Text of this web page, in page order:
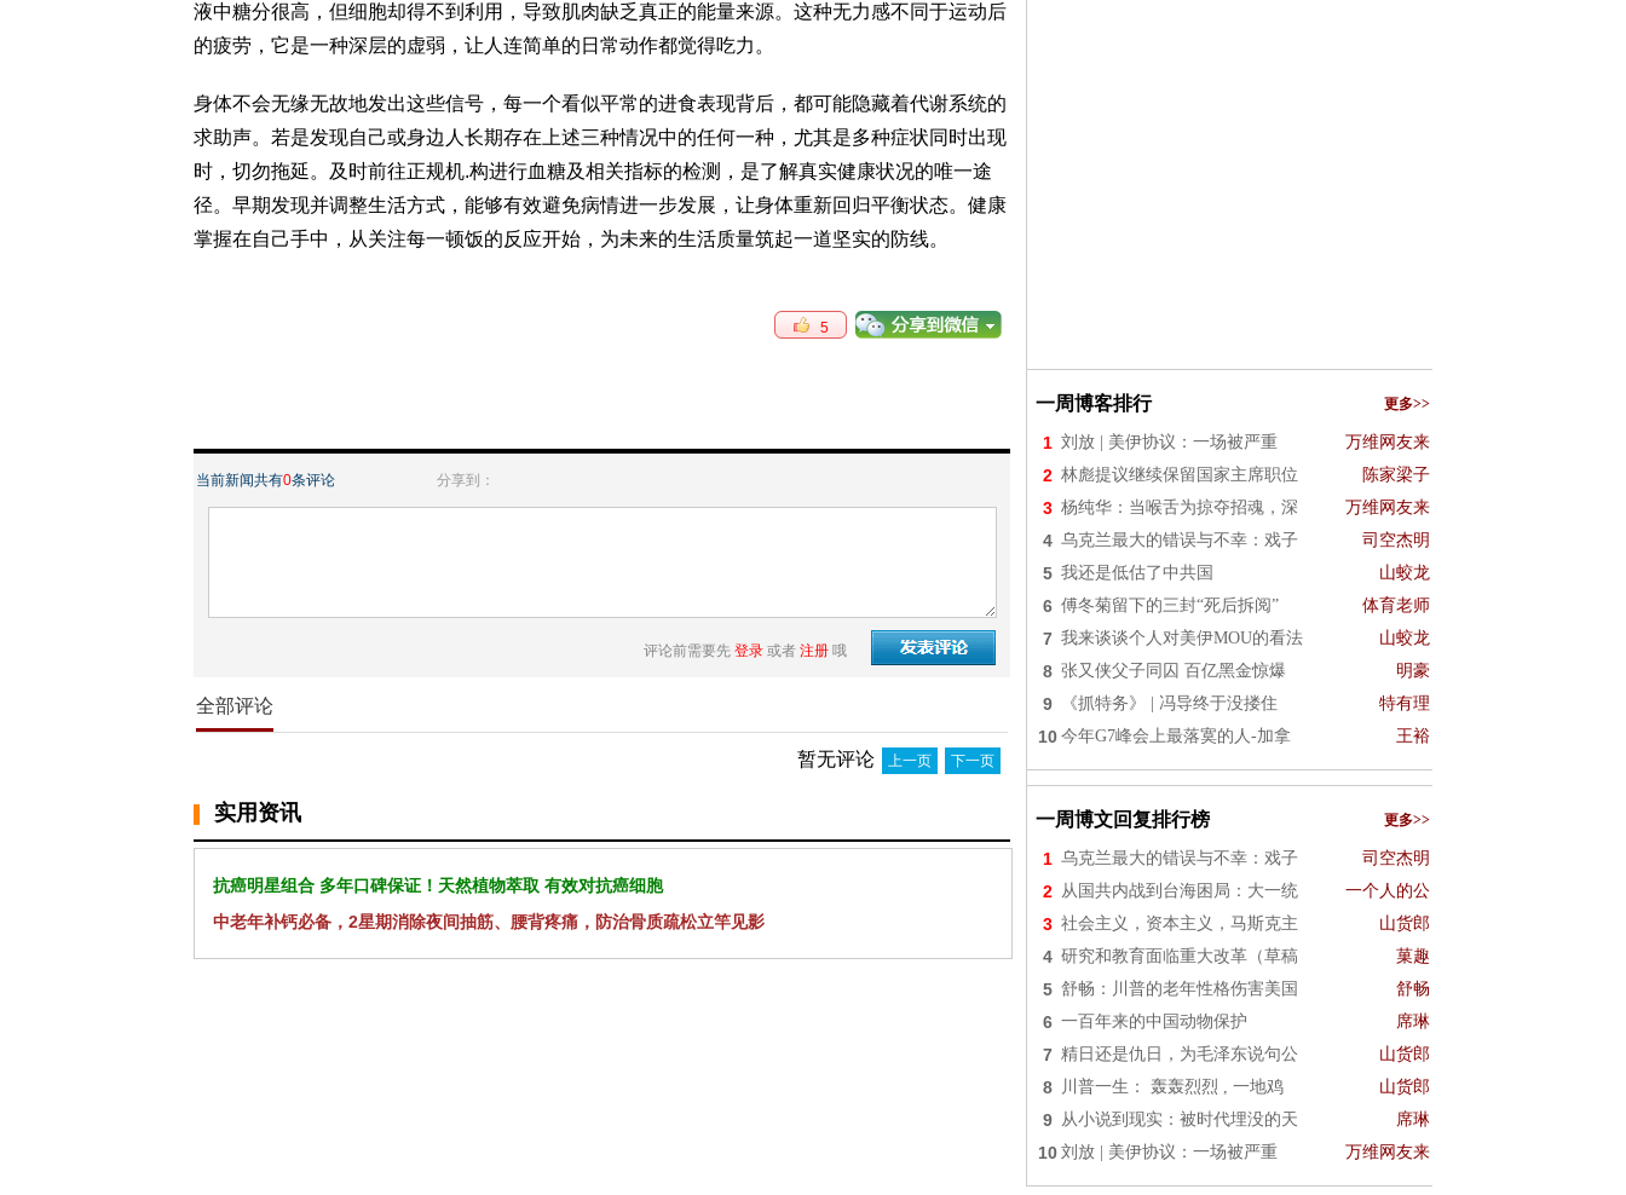
液中糖分很高，但细胞却得不到利用，导致肌肉缺乏真正的能量来源。这种无力感不同于运动后
的疲劳，它是一种深层的虚弱，让人连简单的日常动作都觉得吃力。
身体不会无缘无故地发出这些信号，每一个看似平常的进食表现背后，都可能隐藏着代谢系统的
求助声。若是发现自己或身边人长期存在上述三种情况中的任何一种，尤其是多种症状同时出现
时，切勿拖延。及时前往正规机.构进行血糖及相关指标的检测，是了解真实健康状况的唯一途
径。早期发现并调整生活方式，能够有效避免病情进一步发展，让身体重新回归平衡状态。健康
掌握在自己手中，从关注每一顿饭的反应开始，为未来的生活质量筑起一道坚实的防线。
5
当前新闻共有0条评论 分享到：
评论前需要先 登录 或者 注册 哦
全部评论
暂无评论 上一页 下一页
实用资讯
抗癌明星组合 多年口碑保证！天然植物萃取 有效对抗癌细胞
中老年补钙必备，2星期消除夜间抽筋、腰背疼痛，防治骨质疏松立竿见影
一周博客排行 更多>>
1 刘放 | 美伊协议：一场被严重 万维网友来
2 林彪提议继续保留国家主席职位 陈家梁子
3 杨纯华：当喉舌为掠夺招魂，深 万维网友来
4 乌克兰最大的错误与不幸：戏子 司空杰明
5 我还是低估了中共国 山蛟龙
6 傅冬菊留下的三封“死后拆阅” 体育老师
7 我来谈谈个人对美伊MOU的看法 山蛟龙
8 张又侠父子同囚 百亿黑金惊爆 明豪
9 《抓特务》 | 冯导终于没搂住 特有理
10 今年G7峰会上最落寞的人-加拿 王裕
一周博文回复排行榜 更多>>
1 乌克兰最大的错误与不幸：戏子 司空杰明
2 从国共内战到台海困局：大一统 一个人的公
3 社会主义，资本主义，马斯克主 山货郎
4 研究和教育面临重大改革（草稿 菓趣
5 舒畅：川普的老年性格伤害美国 舒畅
6 一百年来的中国动物保护 席琳
7 精日还是仇日，为毛泽东说句公 山货郎
8 川普一生： 轰轰烈烈 , 一地鸡 山货郎
9 从小说到现实：被时代埋没的天 席琳
10 刘放 | 美伊协议：一场被严重 万维网友来